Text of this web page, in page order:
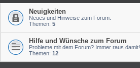
Neuigkeiten
Neues und Hinweise zum Forum.
Themen: 5
Hilfe und Wünsche zum Forum
Probleme mit dem Forum? Immer raus damit!
Themen: 12